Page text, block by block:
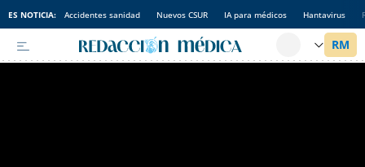
ES NOTICIA: Accidentes sanidad Nuevos CSUR IA para médicos Hantavirus